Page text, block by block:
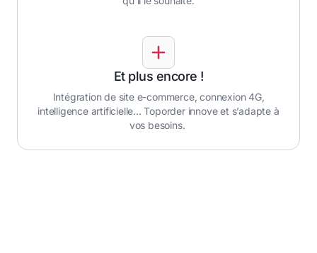
Et plus encore !
Intégration de site e-commerce, connexion 4G,
intelligence artificielle... Toporder innove et s’adapte à
vos besoins.